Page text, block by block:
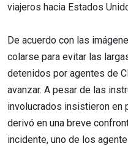
viajeros hacia Estados
De acuerdo con las
colarse para evitar las
detenidos por agentes de
avanzar. A pesar de las
involucrados insistieron en
derivó en una breve
incidente, uno de los